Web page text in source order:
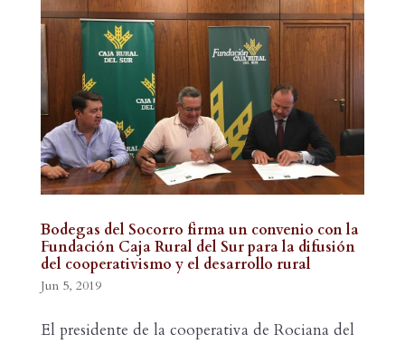
Bodegas del Socorro firma un convenio con la
Fundación Caja Rural del Sur para la difusión
del cooperativismo y el desarrollo rural
Jun 5, 2019
El presidente de la cooperativa de Rociana del